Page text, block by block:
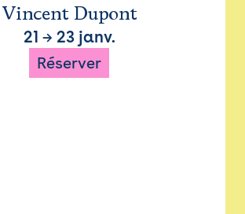
Vincent Dupont
21 → 23 janv.
Réserver